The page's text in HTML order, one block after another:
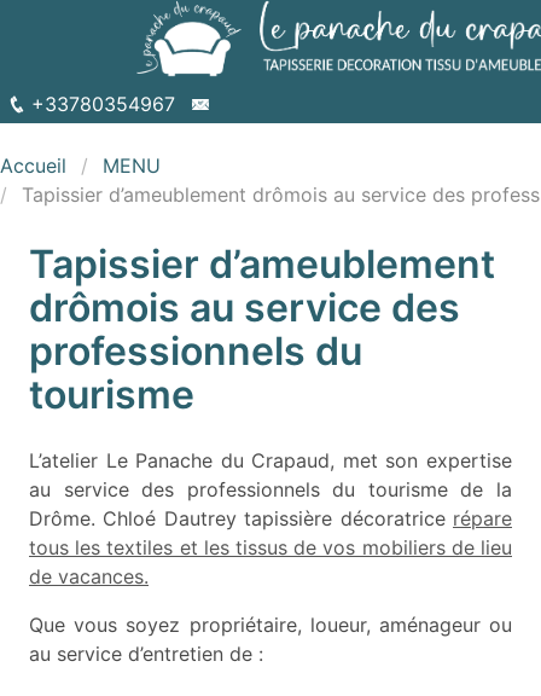
+33780354967
Accueil
MENU
Tapissier d’ameublement drômois au service des
Tapissier d’ameublement
drômois au service des
professionnels du
tourisme
L’atelier Le Panache du Crapaud, met son expertise
au service des professionnels du tourisme de la
Drôme. Chloé Dautrey tapissière décoratrice répare
tous les textiles et les tissus de vos mobiliers de lieu
de vacances.
Que vous soyez propriétaire, loueur, aménageur ou
au service d’entretien de :